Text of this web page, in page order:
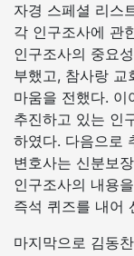
자경 스페셜 리스
각 인구조사에 관
인구조사의 중요
부했고, 참사랑
마움을 전했다. 이
추진하고 있는 인
하였다. 다음으로
변호사는 신분보
인구조사의 내용
즉석 퀴즈를 내어
마지막으로 김동